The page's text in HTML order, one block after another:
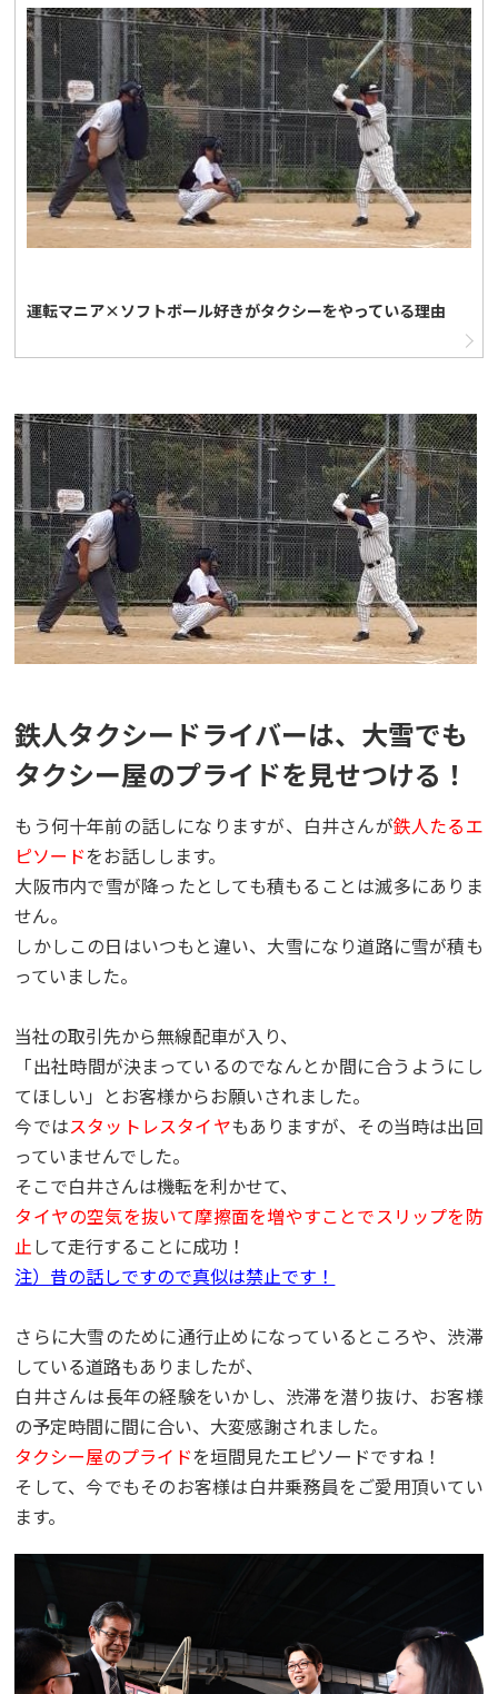
運転マニア×ソフトボール好きがタクシーをやっている理由
鉄人タクシードライバーは、大雪でも
タクシー屋のプライドを見せつける！
もう何十年前の話しになりますが、白井さんが鉄人たるエ
ピソードをお話しします。
大阪市内で雪が降ったとしても積もることは滅多にありま
せん。
しかしこの日はいつもと違い、大雪になり道路に雪が積も
っていました。
当社の取引先から無線配車が入り、
「出社時間が決まっているのでなんとか間に合うようにし
てほしい」とお客様からお願いされました。
今ではスタットレスタイヤもありますが、その当時は出回
っていませんでした。
そこで白井さんは機転を利かせて、
タイヤの空気を抜いて摩擦面を増やすことでスリップを防
止して走行することに成功！
注）昔の話しですので真似は禁止です！
さらに大雪のために通行止めになっているところや、渋滞
している道路もありましたが、
白井さんは長年の経験をいかし、渋滞を潜り抜け、お客様
の予定時間に間に合い、大変感謝されました。
タクシー屋のプライドを垣間見たエピソードですね！
そして、今でもそのお客様は白井乗務員をご愛用頂いてい
ます。